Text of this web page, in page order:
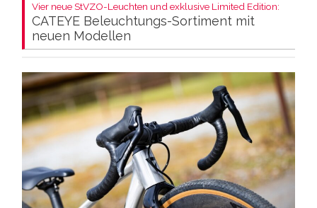
Vier neue StVZO-Leuchten und exklusive Limited Edition:
CATEYE Beleuchtungs-Sortiment mit
neuen Modellen